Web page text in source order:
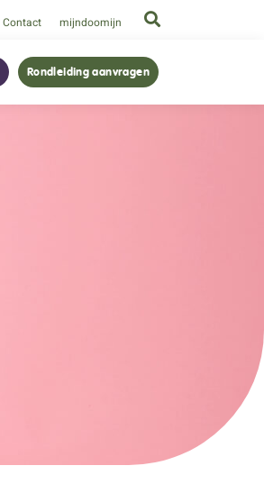
Contact mijndoomijn
Rondleiding aanvragen